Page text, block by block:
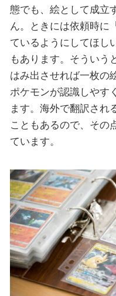
態でも、絵として成立
ん。ときには依頼時に
ているようにしてほし
もあります。そういう
はみ出させれば一枚の
ポケモンが認識しやす
ます。海外で翻訳され
こともあるので、その
ています。